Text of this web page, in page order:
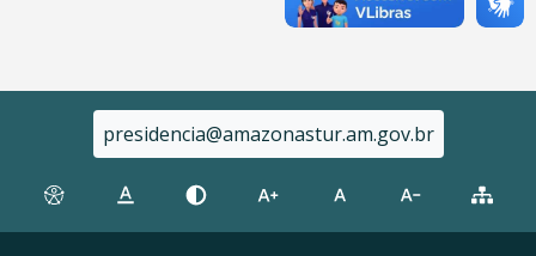
presidencia@amazonastur.am.gov.br